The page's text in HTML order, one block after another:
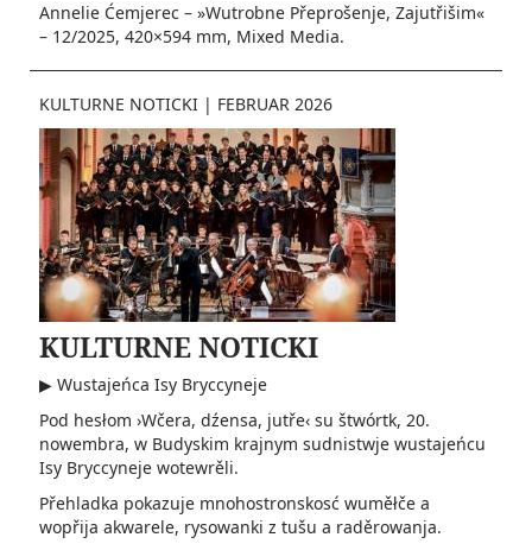
Annelie Ćemjerec – »Wutrobne Přeprošenje, Zajutřišim«
– 12/2025, 420×594 mm, Mixed Media.
KULTURNE NOTICKI | FEBRUAR 2026
KULTURNE NOTICKI
▶ Wustajeńca Isy Bryccyneje
Pod hesłom ›Wčera, dźensa, jutře‹ su štwórtk, 20.
nowembra, w Budyskim krajnym sudnistwje wustajeńcu
Isy Bryccyneje wotewrěli.
Přehladka pokazuje mnohostronskosć wuměłče a
wopřija akwarele, rysowanki z tušu a raděrowanja.